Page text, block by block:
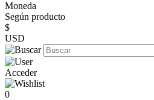
Moneda
Según producto
$
USD
Acceder
0